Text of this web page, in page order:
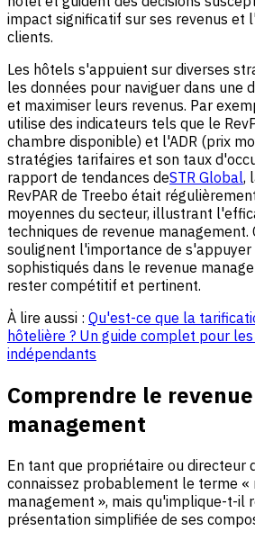
impact significatif sur ses revenus et
clients.
Les hôtels s'appuient sur diverses
les données pour naviguer dans une
et maximiser leurs revenus. Par
utilise des indicateurs tels que le
chambre disponible) et l'ADR (prix
stratégies tarifaires et son taux
rapport de tendances deSTR Global,
RevPAR de Treebo était
moyennes du secteur, illustrant
techniques de revenue management.
soulignent l'importance de s'appuyer
sophistiqués dans le revenue
rester compétitif et pertinent.
À lire aussi : Qu'est-ce que la
hôtelière ? Un guide complet pour
indépendants
Comprendre le revenue
management
En tant que propriétaire ou directeur
connaissez probablement le terme «
management », mais qu'implique-t-il
présentation simplifiée de ses